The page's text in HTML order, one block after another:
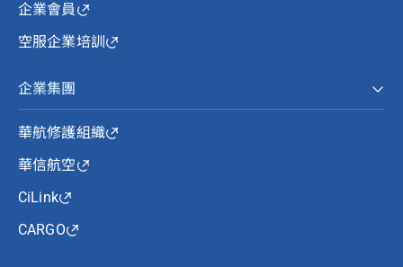
企業會員
空服企業培訓
企業集團
華航修護組織
華信航空
CiLink
CARGO